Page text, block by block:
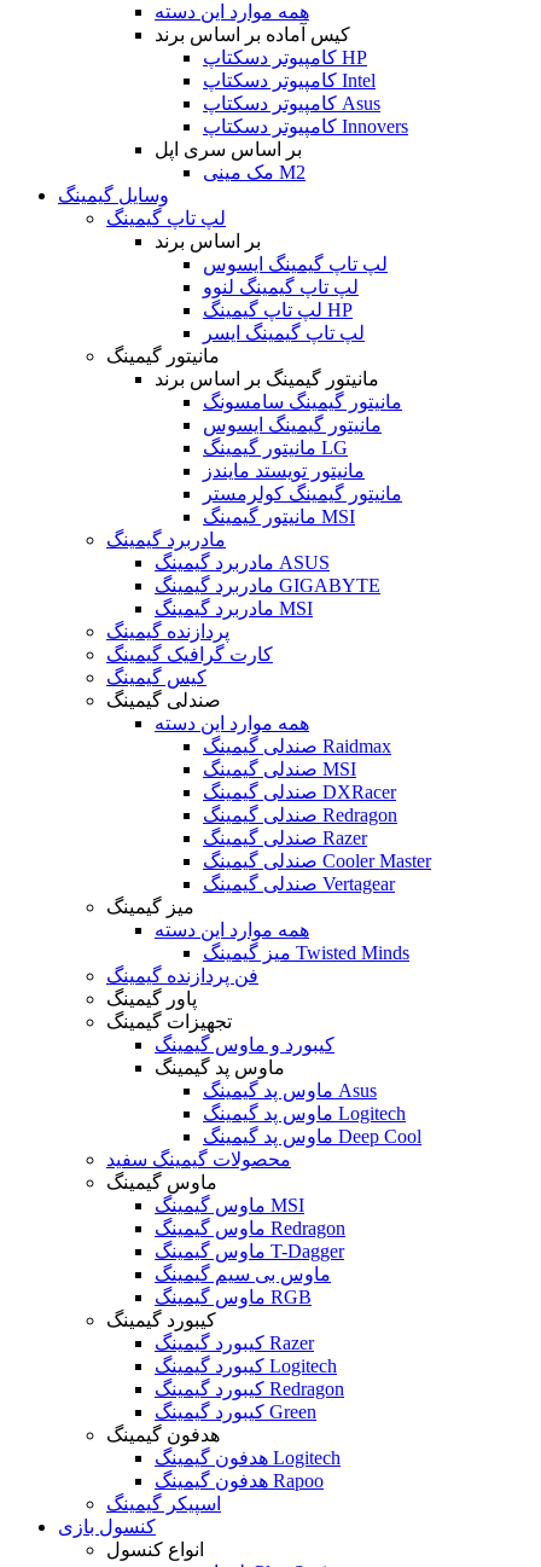
همه موارد این دسته
کیس آماده بر اساس برند
کامپیوتر دسکتاپ HP
کامپیوتر دسکتاپ Intel
کامپیوتر دسکتاپ Asus
کامپیوتر دسکتاپ Innovers
بر اساس سری اپل
مک مینی M2
وسایل گیمینگ
لپ تاپ گیمینگ
بر اساس برند
لپ تاپ گیمینگ ایسوس
لپ تاپ گیمینگ لنوو
لپ تاپ گیمینگ HP
لپ تاپ گیمینگ ایسر
مانیتور گیمینگ
مانیتور گیمینگ بر اساس برند
مانیتور گیمینگ سامسونگ
مانیتور گیمینگ ایسوس
مانیتور گیمینگ LG
مانیتور تویستد مایندز
مانیتور گیمینگ کولرمستر
مانیتور گیمینگ MSI
مادربرد گیمینگ
مادربرد گیمینگ ASUS
مادربرد گیمینگ GIGABYTE
مادربرد گیمینگ MSI
پردازنده گیمینگ
کارت گرافیک گیمینگ
کیس گیمینگ
صندلی گیمینگ
همه موارد این دسته
صندلی گیمینگ Raidmax
صندلی گیمینگ MSI
صندلی گیمینگ DXRacer
صندلی گیمینگ Redragon
صندلی گیمینگ Razer
صندلی گیمینگ Cooler Master
صندلی گیمینگ Vertagear
میز گیمینگ
همه موارد این دسته
میز گیمینگ Twisted Minds
فن پردازنده گیمینگ
پاور گیمینگ
تجهیزات گیمینگ
کیبورد و ماوس گیمینگ
ماوس پد گیمینگ
ماوس پد گیمینگ Asus
ماوس پد گیمینگ Logitech
ماوس پد گیمینگ Deep Cool
محصولات گیمینگ سفید
ماوس گیمینگ
ماوس گیمینگ MSI
ماوس گیمینگ Redragon
ماوس گیمینگ T-Dagger
ماوس بی سیم گیمینگ
ماوس گیمینگ RGB
کیبورد گیمینگ
کیبورد گیمینگ Razer
کیبورد گیمینگ Logitech
کیبورد گیمینگ Redragon
کیبورد گیمینگ Green
هدفون گیمینگ
هدفون گیمینگ Logitech
هدفون گیمینگ Rapoo
اسپیکر گیمینگ
کنسول بازی
انواع کنسول